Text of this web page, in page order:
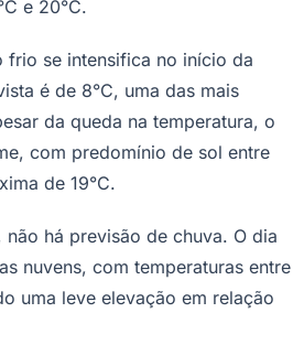
Secom Barueri
Barueri e região devem
sequência de manhãs
semana. A previsão
expectativa de chuva
típicas do inverno.